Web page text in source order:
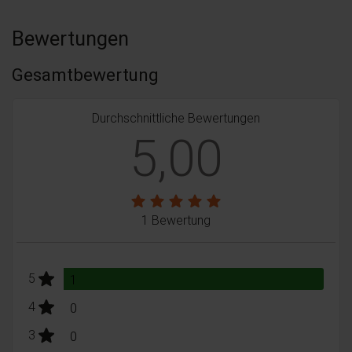
Bewertungen
Gesamtbewertung
Durchschnittliche Bewertungen
5,00
1 Bewertung
5 stars: 1
Bewertungen
4stars: 0
Bewertungen
3 stars: 0
Bewertungen